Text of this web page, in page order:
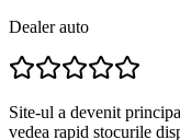
Dealer auto
Site-ul a devenit
vedea rapid stocurile